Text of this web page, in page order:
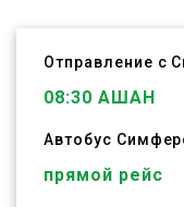
Отправление с
08:30 АШАН
Автобус
прямой рейс